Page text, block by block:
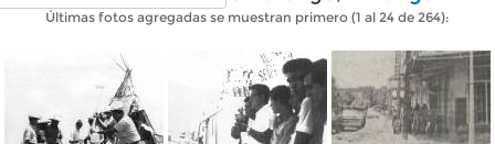
Últimas fotos agregadas se muestran primero (1 al 24 de 264):